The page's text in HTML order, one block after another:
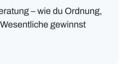
– wie du Ordnung,
gewinnst